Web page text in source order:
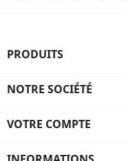
PRODUITS
NOTRE SOCIÉTÉ
VOTRE COMPTE